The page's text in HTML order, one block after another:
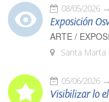
08/05/2026
Exposición
ARTE /
Santa
05/06/2026
Visibilizar lo